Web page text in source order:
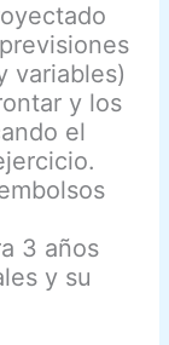
variables)
y los
el
3 años
y su